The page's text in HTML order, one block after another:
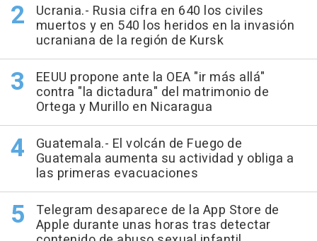
Ucrania.- Rusia cifra en 640 los civiles
muertos y en 540 los heridos en la invasión
ucraniana de la región de Kursk
EEUU propone ante la OEA "ir más allá"
contra "la dictadura" del matrimonio de
Ortega y Murillo en Nicaragua
Guatemala.- El volcán de Fuego de
Guatemala aumenta su actividad y obliga a
las primeras evacuaciones
Telegram desaparece de la App Store de
Apple durante unas horas tras detectar